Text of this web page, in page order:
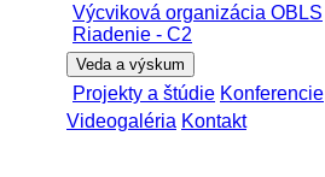
Výcviková organizácia OBLS
Riadenie - C2
Veda a výskum
Projekty a štúdie Konferencie
Videogaléria Kontakt